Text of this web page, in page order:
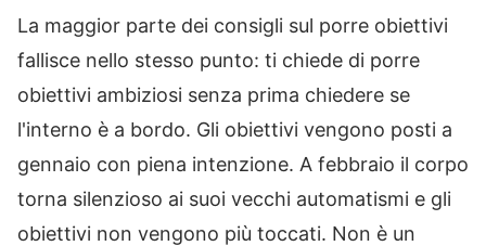
La maggior parte dei consigli sul porre obiettivi
fallisce nello stesso punto: ti chiede di porre
obiettivi ambiziosi senza prima chiedere se
l'interno è a bordo. Gli obiettivi vengono posti a
gennaio con piena intenzione. A febbraio il corpo
torna silenzioso ai suoi vecchi automatismi e gli
obiettivi non vengono più toccati. Non è un